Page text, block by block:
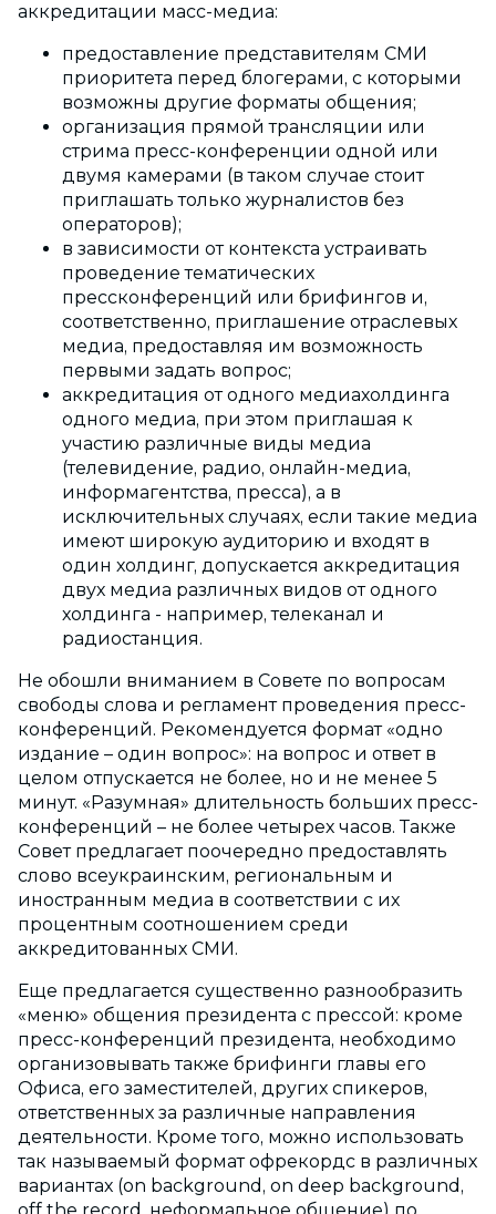
аккредитации масс-медиа:
предоставление представителям СМИ
приоритета перед блогерами, с которыми
возможны другие форматы общения;
организация прямой трансляции или
стрима пресс-конференции одной или
двумя камерами (в таком случае стоит
приглашать только журналистов без
операторов);
в зависимости от контекста устраивать
проведение тематических
прессконференций или брифингов и,
соответственно, приглашение отраслевых
медиа, предоставляя им возможность
первыми задать вопрос;
аккредитация от одного медиахолдинга
одного медиа, при этом приглашая к
участию различные виды медиа
(телевидение, радио, онлайн-медиа,
информагентства, пресса), а в
исключительных случаях, если такие медиа
имеют широкую аудиторию и входят в
один холдинг, допускается аккредитация
двух медиа различных видов от одного
холдинга - например, телеканал и
радиостанция.
Не обошли вниманием в Совете по вопросам
свободы слова и регламент проведения пресс-
конференций. Рекомендуется формат «одно
издание – один вопрос»: на вопрос и ответ в
целом отпускается не более, но и не менее 5
минут. «Разумная» длительность больших пресс-
конференций – не более четырех часов. Также
Совет предлагает поочередно предоставлять
слово всеукраинским, региональным и
иностранным медиа в соответствии с их
процентным соотношением среди
аккредитованных СМИ.
Еще предлагается существенно разнообразить
«меню» общения президента с прессой: кроме
пресс-конференций президента, необходимо
организовывать также брифинги главы его
Офиса, его заместителей, других спикеров,
ответственных за различные направления
деятельности. Кроме того, можно использовать
так называемый формат офрекордс в различных
вариантах (on background, on deep background,